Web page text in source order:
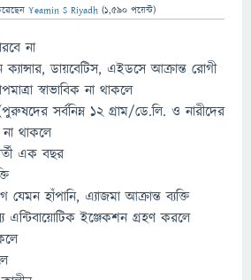
Yeamin S Riyadh (1,590 পয়েন্ট)
না
ক্যান্সার, ডায়বেটিস, এইডসে আক্রান্ত রোগী
স্বাভাবিক না থাকলে
সর্বনিম্ন ১২ গ্রাম/ডে.লি. ও নারীদের
না থাকলে
এক বছর
যেমন হাঁপানি, এ্যাজমা আক্রান্ত ব্যক্তি
এন্টিবায়োটিক ইঞ্জেকশন গ্রহণ করলে